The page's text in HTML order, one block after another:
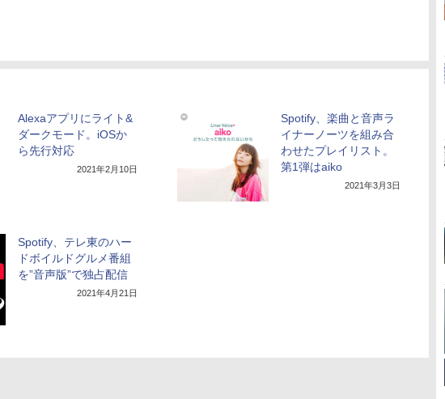
Alexaアプリにライト&
ダークモード。iOSか
ら先行対応
2021年2月10日
Spotify、楽曲と音声ラ
イナーノーツを組み合
わせたプレイリスト。
第1弾はaiko
2021年3月3日
Spotify、テレ東のハー
ドボイルドグルメ番組
を”音声版”で独占配信
2021年4月21日